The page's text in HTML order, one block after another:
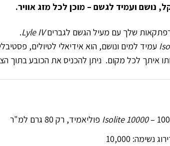
נושם ועמיד לגשם – מוכן לכל מזג אוויר.
שלך עם מעיל הגשם לגבריםLyle IV
.
עמיד למים ונושם, הוא אידיאלי לטיולים,
איתך לכל מקום. ניתן להכניס את הכובע בתוך
Isolite 10000רק 80 גרם למ"ר
10,000